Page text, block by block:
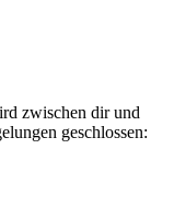
zwischen dir und
geschlossen: